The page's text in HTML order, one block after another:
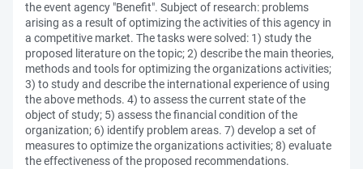
the event agency "Benefit". Subject of research: problems
arising as a result of optimizing the activities of this agency in
a competitive market. The tasks were solved: 1) study the
proposed literature on the topic; 2) describe the main theories,
methods and tools for optimizing the organizations activities;
3) to study and describe the international experience of using
the above methods. 4) to assess the current state of the
object of study; 5) assess the financial condition of the
organization; 6) identify problem areas. 7) develop a set of
measures to optimize the organizations activities; 8) evaluate
the effectiveness of the proposed recommendations.